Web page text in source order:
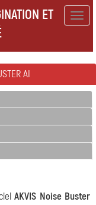
ET
AI
AKVIS Noise Buster